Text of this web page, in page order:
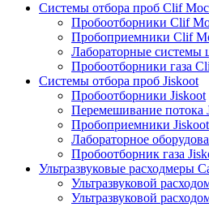
Системы отбора проб Clif
Пробоотборники Clif
Пробоприемники Clif
Лабораторные системы
Пробоотборники газа
Системы отбора проб Jiskoot
Пробоотборники Jiskoot
Перемешивание потока
Пробоприемники Jiskoot
Лабораторное
Пробоотборник газа
Ультразвуковые расходмеры
Ультразвуковой
Ультразвуковой